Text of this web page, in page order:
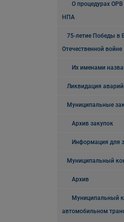
О процедурах ОРВ
НПА
75-летие Победы в
Отечественной войне
Их именами
Ликвидация
Муниципальные
Архив закупок
Информация для
Муниципальный
Архив
Муниципальный
автомобильном